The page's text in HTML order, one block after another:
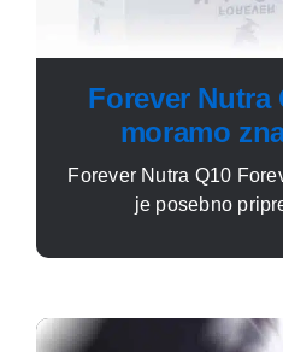
Forever Nutra
moramo
Forever Nutra Q10
je posebno